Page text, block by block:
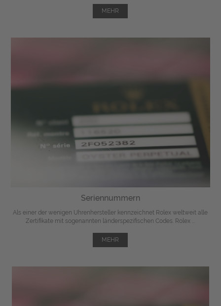
MEHR
Seriennummern
Als einer der wenigen Uhrenhersteller kennzeichnet Rolex weltweit alle
Zertifikate mit sogenannten länderspezifischen Codes. Rolex ...
MEHR